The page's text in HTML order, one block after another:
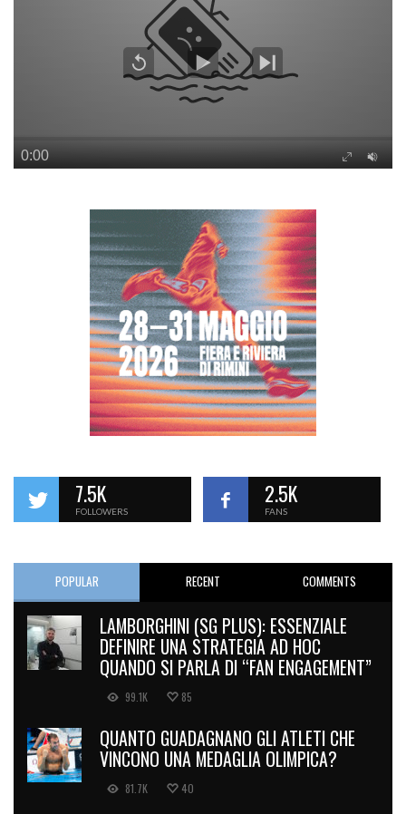
7.5K
FOLLOWERS
2.5K
FANS
POPULAR RECENT COMMENTS
LAMBORGHINI (SG PLUS): ESSENZIALE
DEFINIRE UNA STRATEGIA AD HOC
QUANDO SI PARLA DI “FAN ENGAGEMENT”
99.1K 85
QUANTO GUADAGNANO GLI ATLETI CHE
VINCONO UNA MEDAGLIA OLIMPICA?
81.7K 40